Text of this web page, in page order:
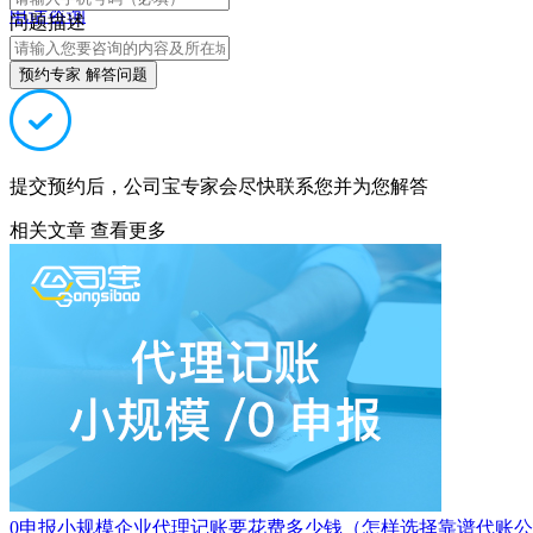
电话咨询
问题描述
预约专家 解答问题
提交预约后，公司宝专家会尽快联系您并为您解答
相关文章 查看更多
0申报小规模企业代理记账要花费多少钱（怎样选择靠谱代账公